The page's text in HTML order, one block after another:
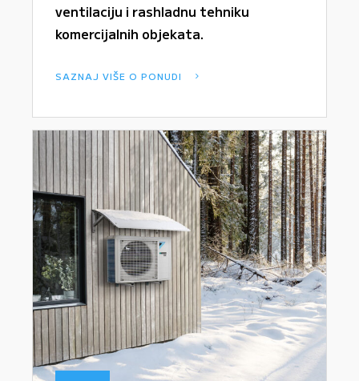
ventilaciju i rashladnu tehniku
komercijalnih objekata.
SAZNAJ VIŠE O PONUDI